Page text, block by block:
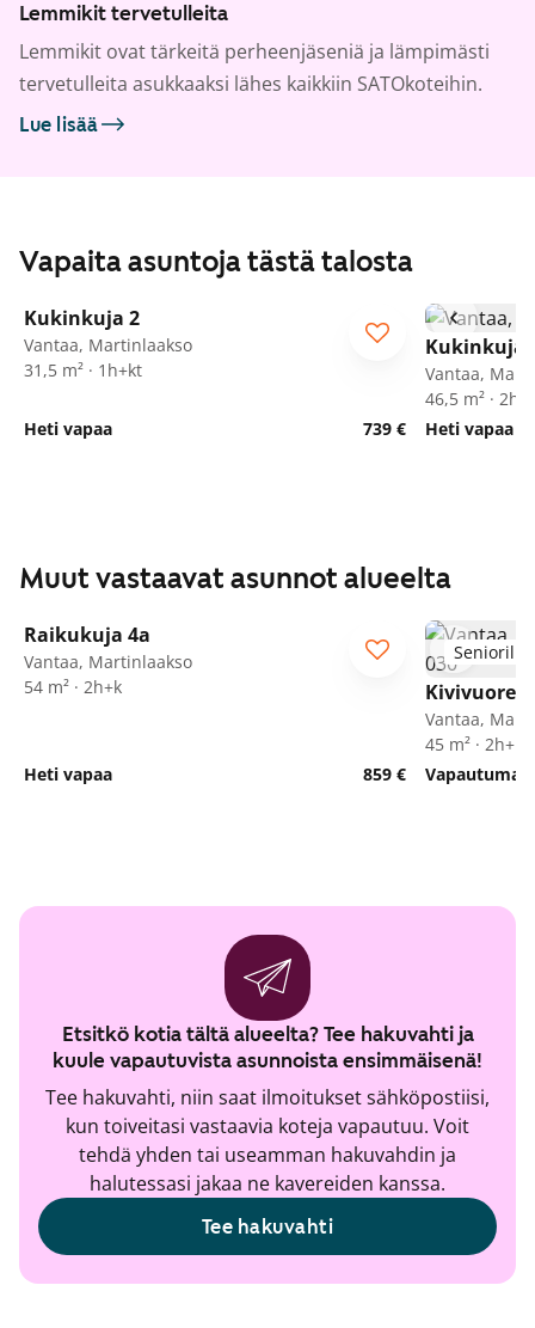
Lemmikit tervetulleita
Lemmikit ovat tärkeitä perheenjäseniä ja lämpimästi
tervetulleita asukkaaksi lähes kaikkiin SATOkoteihin.
Lue lisää
Vapaita asuntoja tästä talosta
/25
Kukinkuja 2
Vantaa, Martinlaakso
31,5 m² · 1h+kt
Heti vapaa 739 €
Kukinkuja
Vantaa,
46,5 m² ·
Heti vapaa
Muut vastaavat asunnot alueelta
Raikukuja 4a
Vantaa, Martinlaakso
54 m² · 2h+k
Heti vapaa 859 €
Seniorille
Vantaa,
45 m² · 2h+kk
Etsitkö kotia tältä alueelta? Tee hakuvahti ja
kuule vapautuvista asunnoista ensimmäisenä!
Tee hakuvahti, niin saat ilmoitukset sähköpostiisi,
kun toiveitasi vastaavia koteja vapautuu. Voit
tehdä yhden tai useamman hakuvahdin ja
halutessasi jakaa ne kavereiden kanssa.
Tee hakuvahti